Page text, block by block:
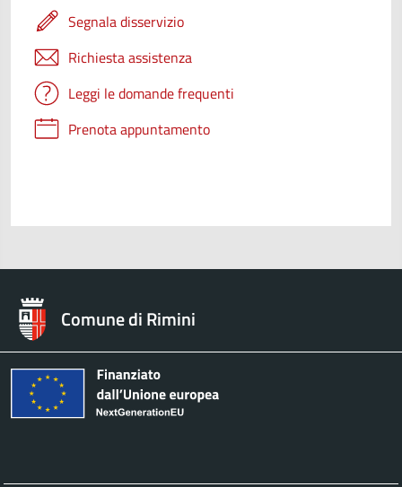
Segnala disservizio
Richiesta assistenza
Leggi le domande frequenti
Prenota appuntamento
Comune di Rimini